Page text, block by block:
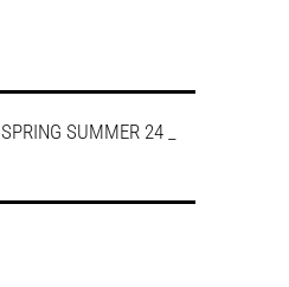
SPRING SUMMER 24 _